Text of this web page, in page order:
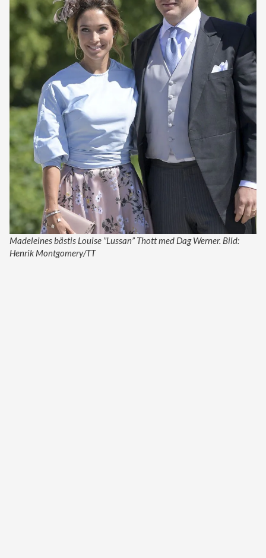
Madeleines bästis Louise ”Lussan” Thott med Dag Werner. Bild:
Henrik Montgomery/TT